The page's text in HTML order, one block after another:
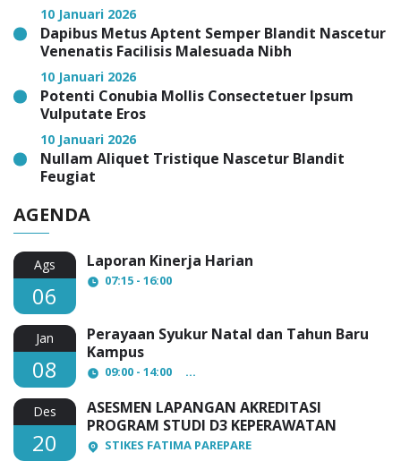
10 Januari 2026
Dapibus Metus Aptent Semper Blandit Nascetur
Venenatis Facilisis Malesuada Nibh
10 Januari 2026
Potenti Conubia Mollis Consectetuer Ipsum
Vulputate Eros
10 Januari 2026
Nullam Aliquet Tristique Nascetur Blandit
Feugiat
AGENDA
Ags
06
Laporan Kinerja Harian
07:15 - 16:00
Jan
08
Perayaan Syukur Natal dan Tahun Baru
Kampus
09:00 - 14:00
Des
20
ASESMEN LAPANGAN AKREDITASI
PROGRAM STUDI D3 KEPERAWATAN
STIKES FATIMA PAREPARE